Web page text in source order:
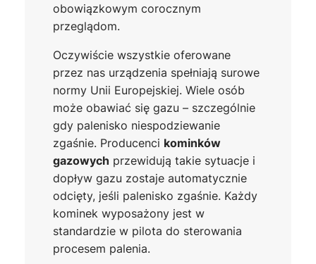
obowiązkowym corocznym
przeglądom.
Oczywiście wszystkie oferowane
przez nas urządzenia spełniają surowe
normy Unii Europejskiej. Wiele osób
może obawiać się gazu – szczególnie
gdy palenisko niespodziewanie
zgaśnie. Producenci kominków
gazowych przewidują takie sytuacje i
dopływ gazu zostaje automatycznie
odcięty, jeśli palenisko zgaśnie. Każdy
kominek wyposażony jest w
standardzie w pilota do sterowania
procesem palenia.